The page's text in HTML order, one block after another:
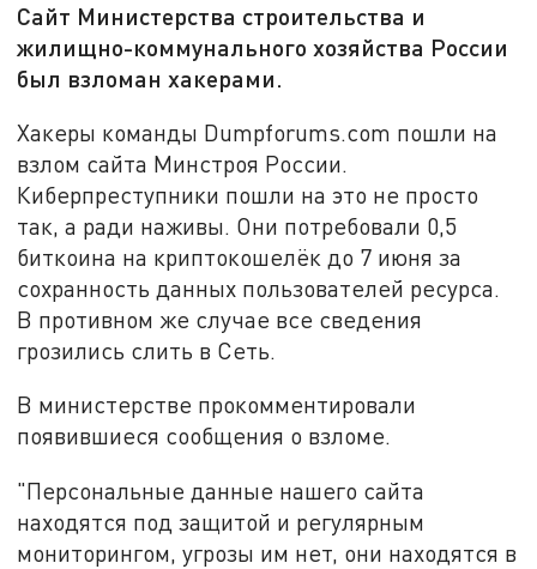
Сайт Министерства строительства и
жилищно-коммунального хозяйства России
был взломан хакерами.
Хакеры команды Dumpforums.com пошли на
взлом сайта Минстроя России.
Киберпреступники пошли на это не просто
так, а ради наживы. Они потребовали 0,5
биткоина на криптокошелёк до 7 июня за
сохранность данных пользователей ресурса.
В противном же случае все сведения
грозились слить в Сеть.
В министерстве прокомментировали
появившиеся сообщения о взломе.
"Персональные данные нашего сайта
находятся под защитой и регулярным
мониторингом, угрозы им нет, они находятся в